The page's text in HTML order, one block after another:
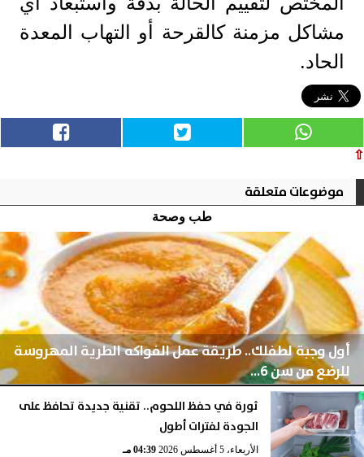
مشاكل مزمنة كالقرحة أو التهاب المعدة
الحاد.
⇧
موضوعات متعلقة
طب وصحة
أول وجبة لطفلك.. طريقة عمل الفواكه الطرية المهروسة
للرضع من سن 6...
الخميس، 6 أغسطس 2026 05:45 مـ
ثورة في حفظ اللحوم.. تقنية جديدة تحافظ على
الجودة لفترات أطول
الأربعاء، 5 أغسطس 2026 04:39 مـ